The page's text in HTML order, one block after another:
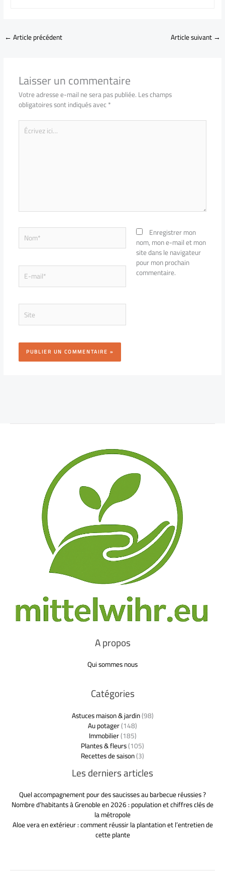
←Article précédent Article suivant→
Laisser un commentaire
Votre adresse e-mail ne sera pas publiée.Les champs
obligatoires sont indiqués avec*
Écrivez
ici…
Nom*
E-
mail*
Site
Enregistrer mon
nom, mon e-mail et mon
site dans le navigateur
pour mon prochain
commentaire.
A propos
Qui sommes nous
Catégories
Astuces maison & jardin(98)
Au potager(148)
Immobilier(185)
Plantes & fleurs(105)
Recettes de saison(3)
Les derniers articles
Quel accompagnement pour des saucisses au barbecue réussies ?
Nombre d’habitants à Grenoble en 2026 : population et chiffres clés de
la métropole
Aloe vera en extérieur : comment réussir la plantation et l’entretien de
cette plante